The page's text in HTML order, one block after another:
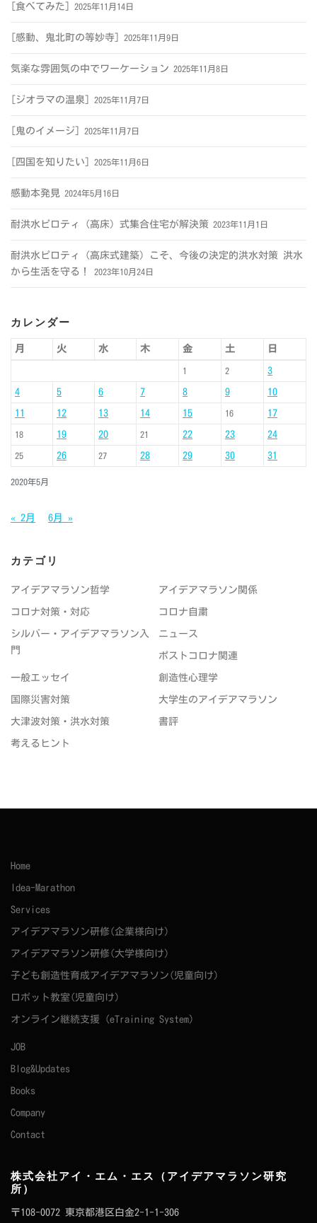
[食べてみた] 2025年11月14日
[感動、鬼北町の等妙寺] 2025年11月9日
気楽な雰囲気の中でワーケーション 2025年11月8日
[ジオラマの温泉] 2025年11月7日
[鬼のイメージ] 2025年11月7日
[四国を知りたい] 2025年11月6日
感動本発見 2024年5月16日
耐洪水ピロティ（高床）式集合住宅が解決策 2023年11月1日
耐洪水ピロティ（高床式建築）こそ、今後の決定的洪水対策 洪水
から生活を守る！
2023年10月24日
カレンダー
2020年5月
月 火 水 木 金 土 日
1 2 3
4 5 6 7 8 9 10
11 12 13 14 15 16 17
18 19 20 21 22 23 24
25 26 27 28 29 30 31
« 2月 6月 »
カテゴリ
アイデアマラソン哲学 アイデアマラソン関係
コロナ対策・対応 コロナ自粛
シルバー・アイデアマラソン入
門
ニュース
ポストコロナ関連
一般エッセイ 創造性心理学
国際災害対策 大学生のアイデアマラソン
大津波対策・洪水対策 書評
考えるヒント
Home
Idea-Marathon
Services
アイデアマラソン研修(企業様向け)
アイデアマラソン研修(大学様向け)
子ども創造性育成アイデアマラソン(児童向け)
ロボット教室(児童向け)
オンライン継続支援（eTraining System）
JOB
Blog&Updates
Books
Company
Contact
株式会社アイ・エム・エス（アイデアマラソン研究
所）
〒108-0072 東京都港区白金2-1-1-306